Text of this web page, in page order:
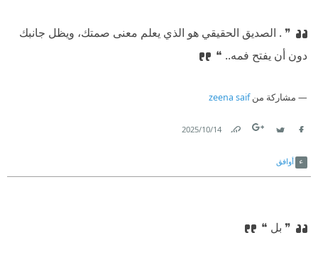
❞ . الصديق الحقيقي هو الذي يعلم معنى صمتك، ويظل جانبك
دون أن يفتح فمه.. ❝
مشاركة منzeena saif
14‏/10‏/2025
أوافق
❞ بل ❝